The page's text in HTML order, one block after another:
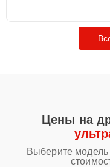
Цены на
Выберите модель